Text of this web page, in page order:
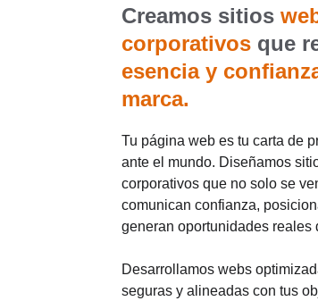
Tu página web es tu carta de
ante el mundo. Diseñamos
corporativos que no solo se
comunican confianza,
generan oportunidades reales
Desarrollamos webs
seguras y alineadas con tus
Creamos sitios
corporativos que
esencia y
marca.